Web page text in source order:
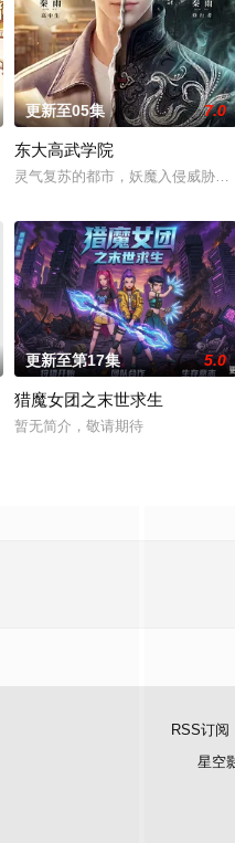
担任临时“代课老师”！周瑜、诸
更新至05集 7.0
东大高武学院
灵气复苏的都市，妖魔入侵威胁
为期一年的守夜人集训考核，成
更新至第17集 5.0
猎魔女团之末世求生
暂无简介，敬请期待
RSS订阅
星空